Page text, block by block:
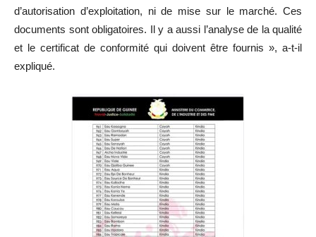
d’autorisation d’exploitation, ni de mise sur le marché. Ces
documents sont obligatoires. Il y a aussi l’analyse de la qualité
et le certificat de conformité qui doivent être fournis », a-t-il
expliqué.